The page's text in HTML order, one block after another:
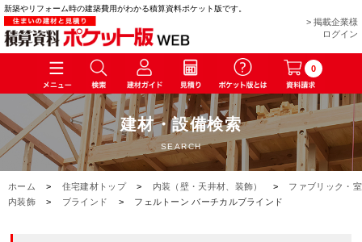
新築やリフォーム時の建築費用がわかる積算資料ポケット版です。
> 掲載企業様
ログイン
0
建材・設備検索
SEARCH
ホーム > 住宅建材トップ > 内装（壁・天井材、装飾） >
ファブリック・室
内装飾
> ブラインド > フェルトーン バーチカルブラインド